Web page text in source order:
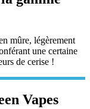
mûre, légèrement
une certaine
de cerise !
Vapes